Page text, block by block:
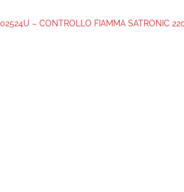
– CONTROLLO FIAMMA SATRONIC